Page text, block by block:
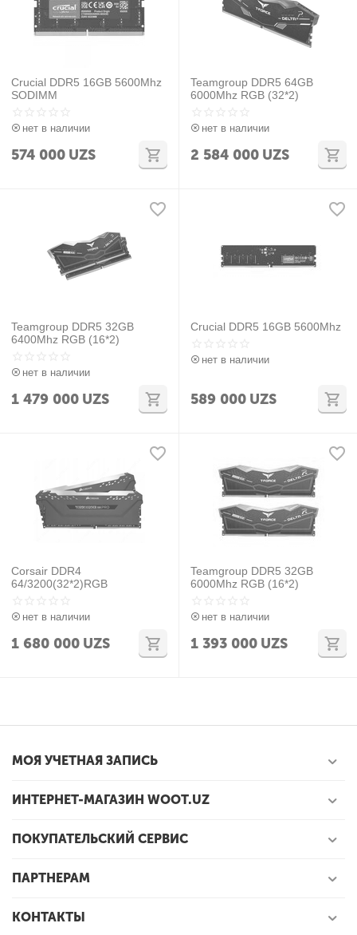
Crucial DDR5 16GB 5600Mhz
SODIMM
нет в наличии
574 000 UZS
Teamgroup DDR5 64GB
6000Mhz RGB (32*2)
нет в наличии
2 584 000 UZS
Teamgroup DDR5 32GB
6400Mhz RGB (16*2)
нет в наличии
1 479 000 UZS
Crucial DDR5 16GB 5600Mhz
нет в наличии
589 000 UZS
Corsair DDR4
64/3200(32*2)RGB
нет в наличии
1 680 000 UZS
Teamgroup DDR5 32GB
6000Mhz RGB (16*2)
нет в наличии
1 393 000 UZS
МОЯ УЧЕТНАЯ ЗАПИСЬ
ИНТЕРНЕТ-МАГАЗИН WOOT.UZ
ПОКУПАТЕЛЬСКИЙ СЕРВИС
ПАРТНЕРАМ
КОНТАКТЫ